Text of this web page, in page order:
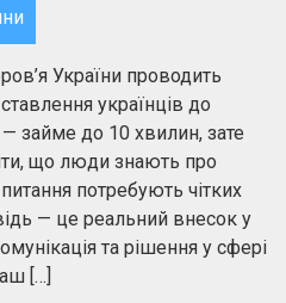
України проводить
українців до
займе до 10 хвилин, зате
що люди знають про
потребують чітких
— це реальний внесок у
та рішення у сфері
[…]